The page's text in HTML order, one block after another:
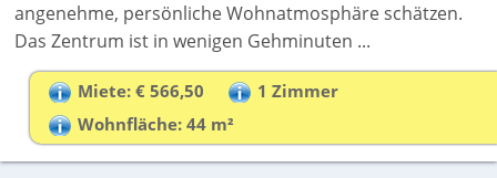
angenehme, persönliche Wohnatmosphäre schätzen.
Das Zentrum ist in wenigen Gehminuten ...
Miete: € 566,50
1 Zimmer
Wohnfläche: 44 m²